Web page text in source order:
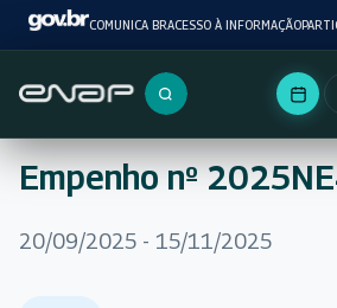
COMUNICA BRACESSO À INFORMAÇÃO
Buscar no portal
Empenho nº
20/09/2025 - 15/11/2025